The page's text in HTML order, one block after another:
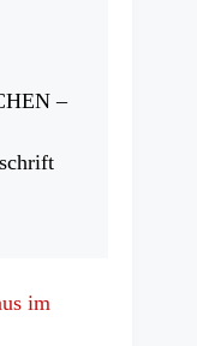
–
im